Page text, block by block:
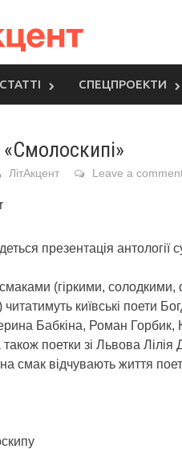
СТАТТІ СПЕЦПРОЕКТИ
ЛітАкцент Leave a
презентація антології
(гіркими,
київські поети
Бабкіна, Роман Горбик,
поетки зі Львова
смак відчувають життя